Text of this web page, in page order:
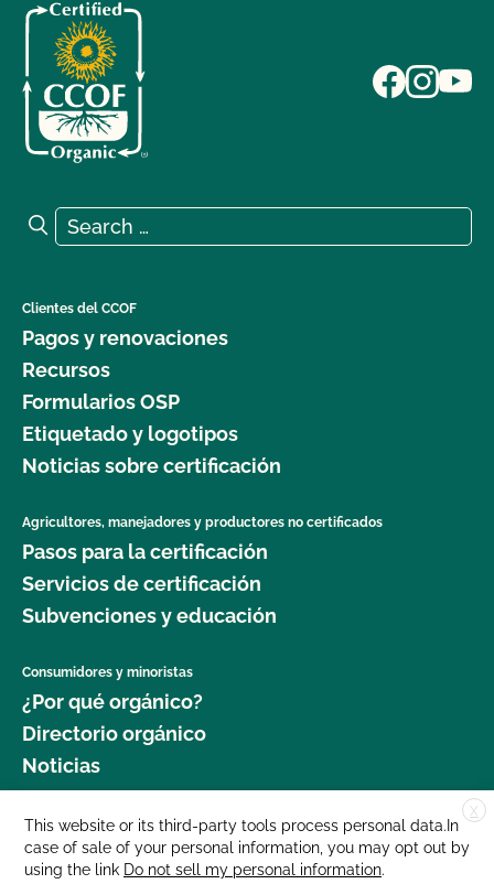
Search for:
Search
Clientes del CCOF
Pagos y renovaciones
Recursos
Formularios OSP
Etiquetado y logotipos
Noticias sobre certificación
Agricultores, manejadores y productores no certificados
Pasos para la certificación
Servicios de certificación
Subvenciones y educación
Consumidores y minoristas
¿Por qué orgánico?
Directorio orgánico
Noticias
Donar
Carreras profesionales
X
This website or its third-party tools process personal data.In
case of sale of your personal information, you may opt out by
using the link Do not sell my personal information.